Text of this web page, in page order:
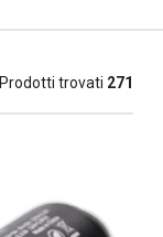
Prodotti trovati 271